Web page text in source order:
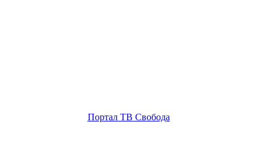
Портал ТВ Свобода